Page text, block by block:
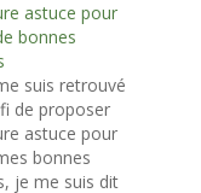
astuce pour
bonnes
suis retrouvé
de proposer
astuce pour
bonnes
je me suis dit